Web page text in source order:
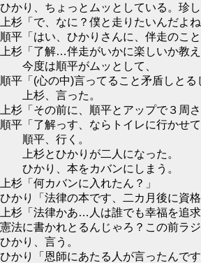
ひかり、ちょっとムッとしている。珍し
上杉「で、なに？僕と走りたいんだよね
順平「はい、ひかりさんに、伴走のこと
上杉「了解…伴走がいかに楽しいか教え
今度は順平がムッとして、
順平「(心の中)言ってること矛盾しとる
上杉、言った。
上杉「その前に、順平とアップで３周
順平「了解っす、ならトイレに行かせて
順平、行く。
上杉とひかりが二人になった。
ひかり、本をカバンにしまう。
上杉「何カバンに入れたん？」
ひかり「法律の本です、二カ月後に資格
上杉「法律かあ…人は誰でも幸福を追
憲法に書かれとるんじゃろ？この前ラ
ひかり、言う。
ひかり「恩師にあたる人が言ったんで